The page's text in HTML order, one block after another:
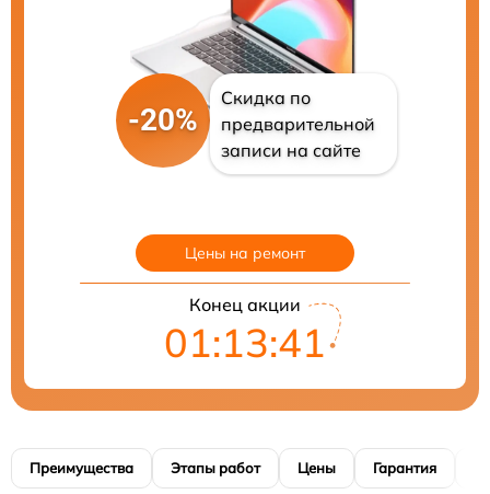
-20%
Скидка по
предварительной
записи на сайте
Цены на ремонт
Конец акции
01:13:40
Преимущества Этапы работ Цены Гарантия